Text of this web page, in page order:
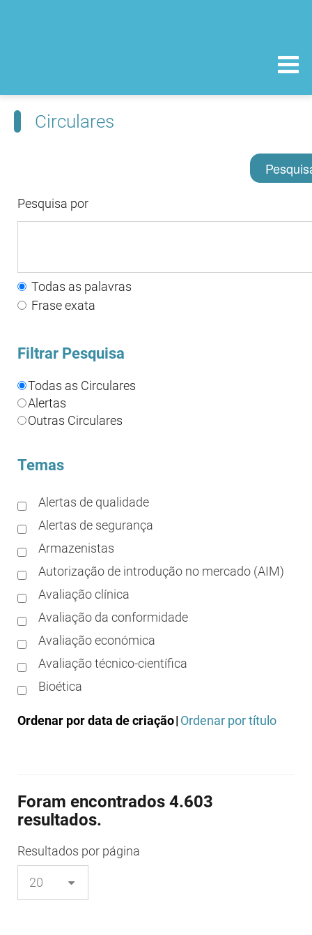
Circulares
Pesquisa por
Todas as palavras
Frase exata
Filtrar Pesquisa
Todas as Circulares
Alertas
Outras Circulares
Temas
Alertas de qualidade
Alertas de segurança
Armazenistas
Autorização de introdução no mercado (AIM)
Avaliação clínica
Avaliação da conformidade
Avaliação económica
Avaliação técnico-científica
Bioética
Boas práticas de distribuição
Boas práticas de investigação
Boas práticas de laboratório
Boas práticas regulamentares
Certificação
Ordenar por data de criação| Ordenar por título
Foram encontrados 4.603
resultados.
Resultados por página